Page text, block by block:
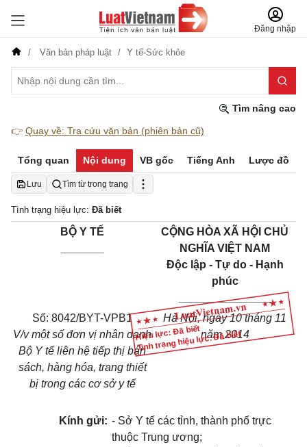
Đăng nhập
Văn bản pháp luật Y tế-Sức khỏe
Tìm nâng cao
👉 Quay về: Tra cứu văn bản (phiên bản cũ)
Tổng quan Nội dung VB gốc Tiếng Anh Lược đồ
Lưu Tìm từ trong trang
Tình trạng hiệu lực: Đã biết
Hiệu lực: Đã biết
Tình trạng hiệu lực: Đã biết
BỘ Y TẾ
CỘNG HÒA XÃ HỘI CHỦ
NGHĨA VIỆT NAM
Độc lập - Tự do - Hạnh
phúc
_______________
Số: 8042/BYT-VPB1
V/v một số đơn vị nhân danh
Bộ Y tế liên hệ tiếp thị bán
sách, hàng hóa, trangthiết
bị trong các cơ sở y tế
Hà Nội, ngày 10 tháng 11
năm 2014
Kính gửi: - Sở Y tế các tỉnh, thành phố trực
thuộc Trung ương;